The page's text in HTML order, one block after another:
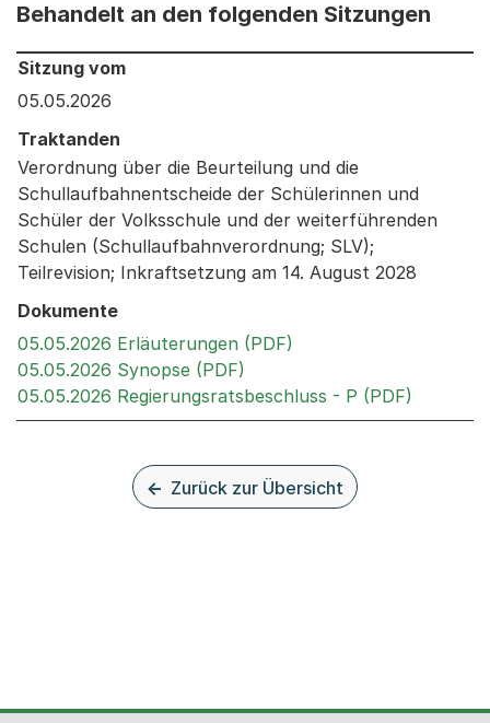
Behandelt an den folgenden Sitzungen
Behandelt an den folgenden Sitzungen: Informationen
Sitzung vom
05.05.2026
Traktanden
Verordnung über die Beurteilung und die
Schullaufbahnentscheide der Schülerinnen und
Schüler der Volksschule und der weiterführenden
Schulen (Schullaufbahnverordnung; SLV);
Teilrevision; Inkraftsetzung am 14. August 2028
Dokumente
05.05.2026 Erläuterungen (PDF)
05.05.2026 Synopse (PDF)
05.05.2026 Regierungsratsbeschluss - P (PDF)
Zurück zur Übersicht